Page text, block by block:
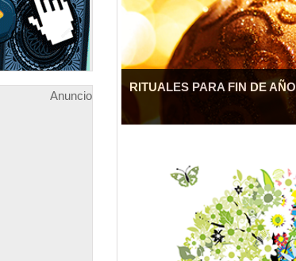
Anuncio
RITUALES PARA FIN DE AÑO